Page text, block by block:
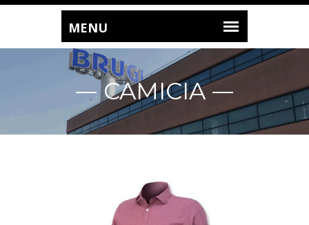
CAMICIA